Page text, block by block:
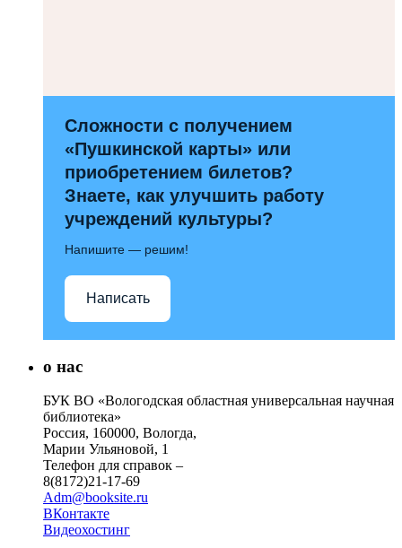
Сложности с получением
«Пушкинской карты» или
приобретением билетов?
Знаете, как улучшить работу
учреждений культуры?
Напишите — решим!
Написать
о нас
БУК ВО «Вологодская областная универсальная научная
библиотека»
Россия, 160000, Вологда,
Марии Ульяновой, 1
Телефон для справок –
8(8172)21-17-69
Adm@booksite.ru
ВКонтакте
Видеохостинг